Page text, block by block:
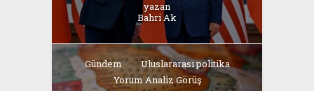
yazan
Bahri Ak
Gündem
Uluslararası politika
Yorum Analiz Görüş